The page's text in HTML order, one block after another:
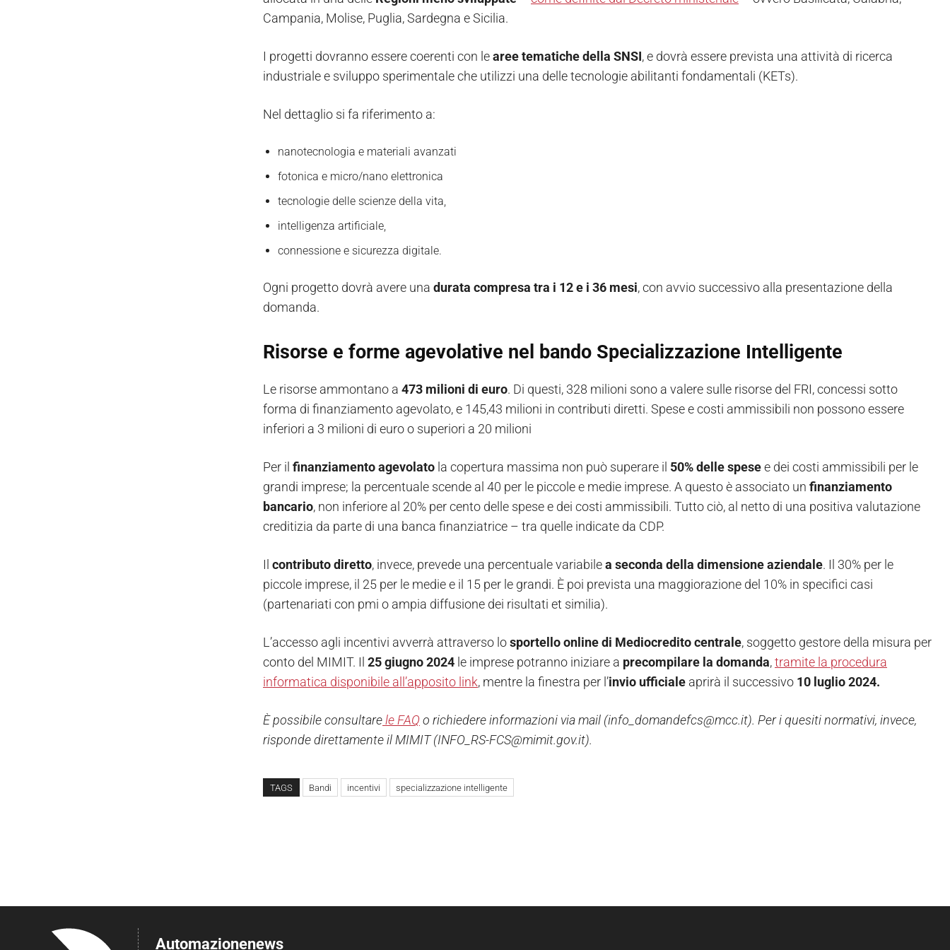
Campania, Molise, Puglia, Sardegna e Sicilia.
I progetti dovranno essere coerenti con learee tematiche della SNSI, e dovrà essere prevista una attività di ricerca
industriale e sviluppo sperimentale che utilizzi una delle tecnologie abilitanti fondamentali (KETs).
Nel dettaglio si fa riferimento a:
nanotecnologia e materiali avanzati
fotonica e micro/nano elettronica
tecnologie delle scienze della vita,
intelligenza artificiale,
connessione e sicurezza digitale.
Ogni progetto dovrà avere una durata compresa tra i 12 e i 36 mesi, con avvio successivo alla presentazione della
domanda.
Risorse e forme agevolative nel bando Specializzazione Intelligente
Le risorse ammontano a 473 milioni di euro. Di questi, 328 milioni sono a valere sulle risorse del FRI, concessi sotto
forma di finanziamento agevolato, e 145,43 milioni in contributi diretti. Spese e costi ammissibili non possono essere
inferiori a 3 milioni di euro o superiori a 20 milioni
Per il finanziamento agevolato la copertura massima non può superare il 50% delle spesee dei costi ammissibili per le
grandi imprese; la percentuale scende al 40 per le piccole e medie imprese. A questo è associato un finanziamento
bancario, non inferiore al 20% per cento delle spese e dei costi ammissibili. Tutto ciò, al netto di una positiva valutazione
creditizia da parte di una banca finanziatrice – tra quelle indicate da CDP.
Il contributo diretto, invece, prevede una percentuale variabilea seconda della dimensione aziendale. Il 30% per le
piccole imprese, il 25 per le medie e il 15 per le grandi. È poi prevista una maggiorazione del 10% in specifici casi
(partenariati con pmi o ampia diffusione dei risultati et similia).
L’accesso agli incentivi avverrà attraverso losportello online di Mediocredito centrale, soggetto gestore della misura per
conto del MIMIT. Il 25 giugno 2024 le imprese potranno iniziare a precompilare la domanda,tramite la procedura
informatica disponibile all’apposito link, mentre la finestra per l’invio ufficiale aprirà il successivo 10 luglio 2024.
È possibile consultarele FAQ o richiedere informazioni via mail (info_domandefcs@mcc.it). Per i quesiti normativi, invece,
risponde direttamente il MIMIT (INFO_RS-FCS@mimit.gov.it).
TAGS Bandi incentivi specializzazione intelligente
Automazionenews